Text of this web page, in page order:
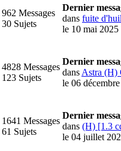
962 Messages
30 Sujets
Dernier
dans fuite
le 10 mai 2025
4828 Messages
123 Sujets
Dernier
dans Astra (H)
le 06
1641 Messages
61 Sujets
Dernier
dans (H) [1.3
le 04 juillet